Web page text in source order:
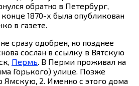
обратно в Петербург,
1870-х была опубликован
в газете.
сразу одобрен, но позднее
сослан в ссылку в Вятскую
Пермь . В Перми проживал на
Горького) улице. Позже
Ямскую, 2. Именно с этого дома